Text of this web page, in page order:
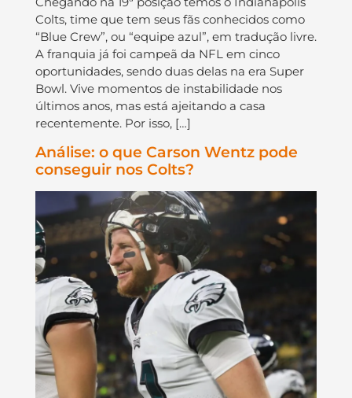
Colts, time que tem seus fãs conhecidos como
“Blue Crew”, ou “equipe azul”, em tradução livre.
A franquia já foi campeã da NFL em cinco
oportunidades, sendo duas delas na era Super
Bowl. Vive momentos de instabilidade nos
últimos anos, mas está ajeitando a casa
recentemente. Por isso, […]
Análise: o que Carson Wentz pode
conseguir nos Colts?